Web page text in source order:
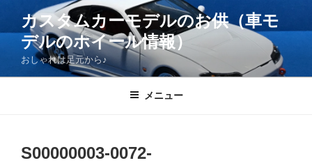
ツ
カスタムカーモデルのお供（車モ
デルのホイール情報）
おしゃれは足元から♪
メニュー
S00000003-0072-